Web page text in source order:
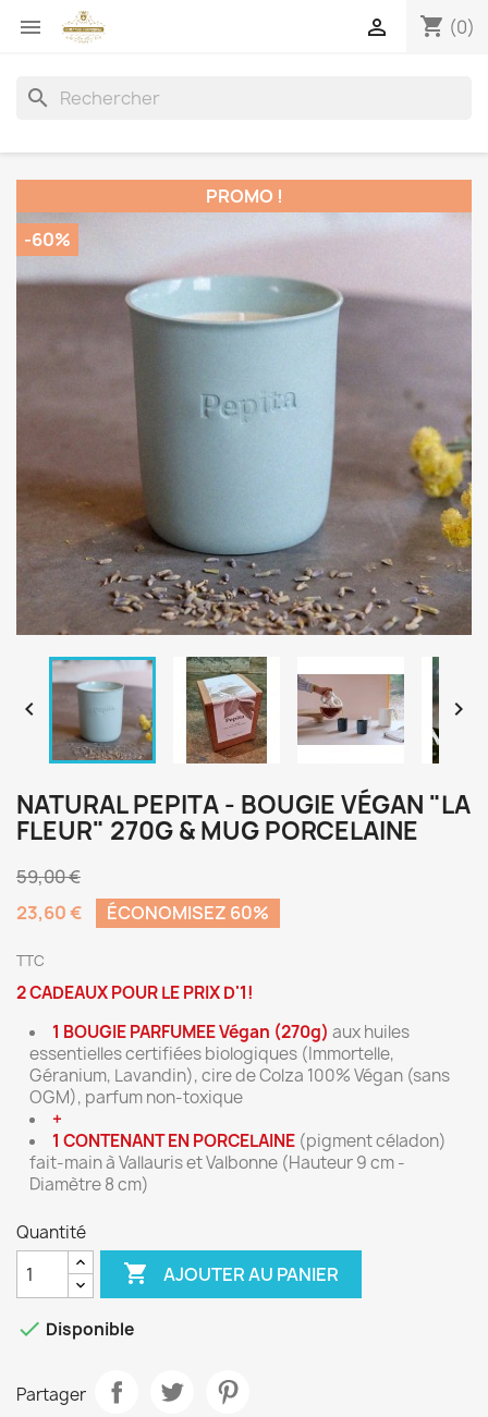
 shopping_cart (0)

search
PROMO !
-60%
 
NATURAL PEPITA - BOUGIE VÉGAN "LA
FLEUR" 270G & MUG PORCELAINE
59,00 €
23,60 €
ÉCONOMISEZ 60%
TTC
2 CADEAUX POUR LE PRIX D'1!
1 BOUGIE PARFUMEEVégan (270g) aux huiles
essentielles certifiées biologiques (Immortelle,
Géranium, Lavandin), cire de Colza 100% Végan (sans
OGM), parfum non-toxique
+
1 CONTENANT EN PORCELAINE (pigment céladon)
fait-main à Vallauris et Valbonne (Hauteur 9 cm -
Diamètre 8 cm)
Quantité
 AJOUTER AU PANIER
 Disponible
Partager